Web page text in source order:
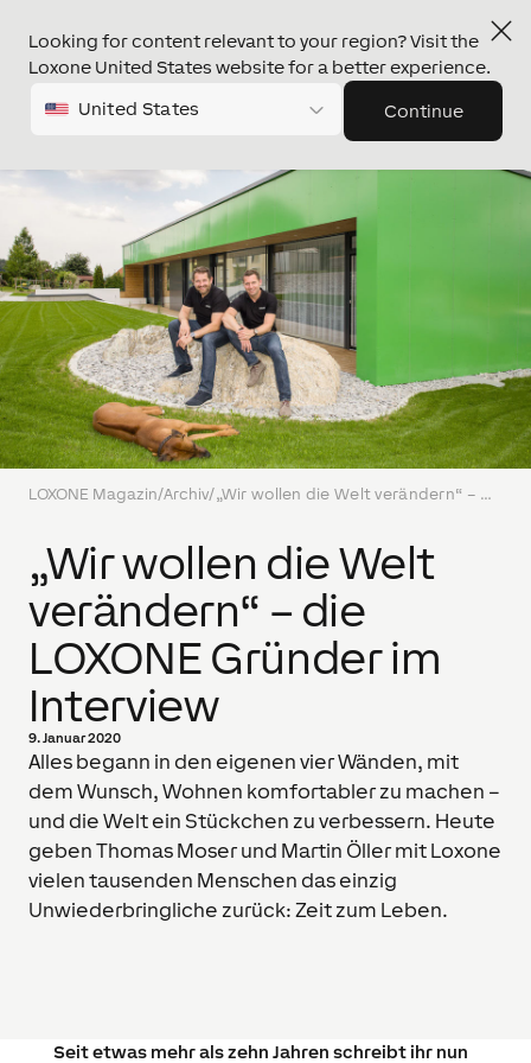
Looking for content relevant to your region? Visit the
Loxone United States website for a better experience.
United States Continue
LOXONE Magazin/Archiv/ „Wir wollen die Welt verändern“ – die LOXONE Gründer im Interview
„Wir wollen die Welt
verändern“ – die
LOXONE Gründer im
Interview
9. Januar 2020
Alles begann in den eigenen vier Wänden, mit
dem Wunsch, Wohnen komfortabler zu machen –
und die Welt ein Stückchen zu verbessern. Heute
geben Thomas Moser und Martin Öller mit Loxone
vielen tausenden Menschen das einzig
Unwiederbringliche zurück: Zeit zum Leben.
Seit etwas mehr als zehn Jahren schreibt ihr nun